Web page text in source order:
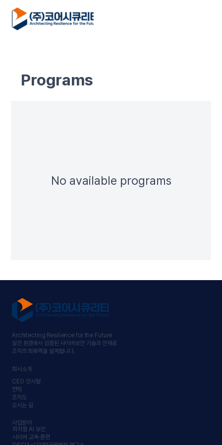
Programs
No available programs
Architecting Resilience for the Future
실전 환경에서 검증된 사이버보안 기술과 인재로
조직의 회복력을 설계합니다.
회사소개
CEO 인사말
연혁
조직도
오시는 길
사업분야
피지컬 AI 보안
사이버 교육·훈련